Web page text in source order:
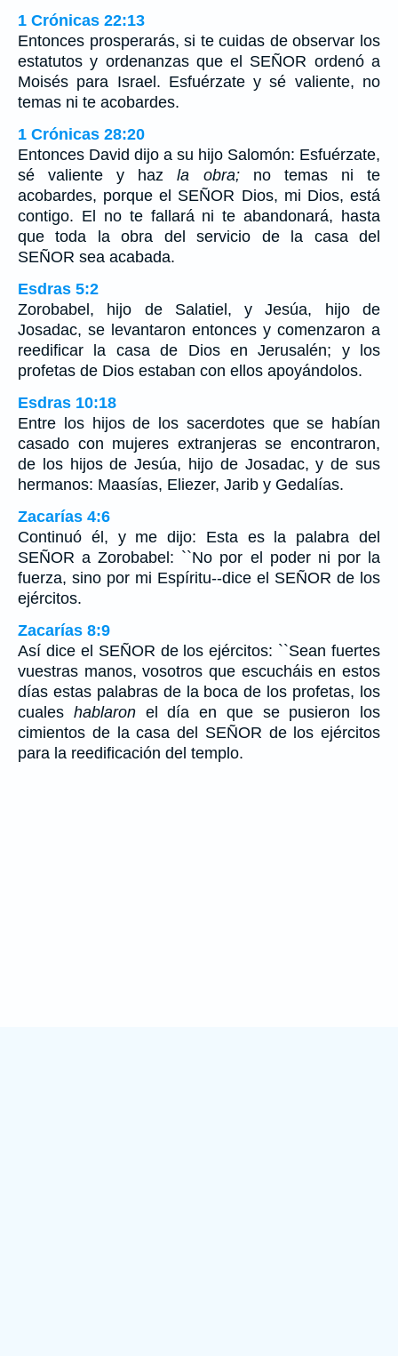
1 Crónicas 22:13
Entonces prosperarás, si te cuidas de observar los
estatutos y ordenanzas que el SEÑOR ordenó a
Moisés para Israel. Esfuérzate y sé valiente, no
temas ni te acobardes.
1 Crónicas 28:20
Entonces David dijo a su hijo Salomón: Esfuérzate,
sé valiente y hazla obra;no temas ni te
acobardes, porque el SEÑOR Dios, mi Dios, está
contigo. El no te fallará ni te abandonará, hasta
que toda la obra del servicio de la casa del
SEÑOR sea acabada.
Esdras 5:2
Zorobabel, hijo de Salatiel, y Jesúa, hijo de
Josadac, se levantaron entonces y comenzaron a
reedificar la casa de Dios en Jerusalén; y los
profetas de Dios estaban con ellos apoyándolos.
Esdras 10:18
Entre los hijos de los sacerdotes que se habían
casado con mujeres extranjeras se encontraron,
de los hijos de Jesúa, hijo de Josadac, y de sus
hermanos: Maasías, Eliezer, Jarib y Gedalías.
Zacarías 4:6
Continuó él, y me dijo: Esta es la palabra del
SEÑOR a Zorobabel: ``No por el poder ni por la
fuerza, sino por mi Espíritu--dice el SEÑOR de los
ejércitos.
Zacarías 8:9
Así dice el SEÑOR de los ejércitos: ``Sean fuertes
vuestras manos, vosotros que escucháis en estos
días estas palabras de la boca de los profetas, los
cuales hablaronel día en que se pusieron los
cimientos de la casa del SEÑOR de los ejércitos
para la reedificación del templo.